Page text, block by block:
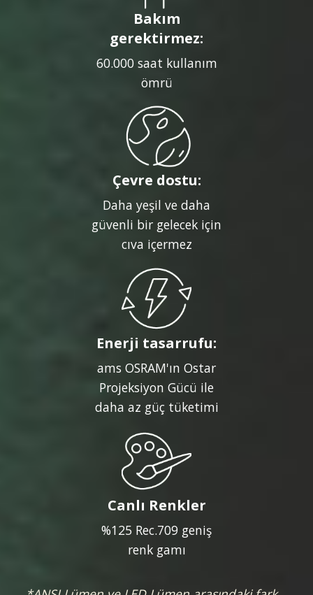
Bakım
gerektirmez:
60.000 saat kullanım
ömrü
Çevre dostu:
Daha yeşil ve daha
güvenli bir gelecek için
cıva içermez
Enerji tasarrufu:
ams OSRAM'ın Ostar
Projeksiyon Gücü ile
daha az güç tüketimi
Canlı Renkler
%125 Rec.709 geniş
renk gamı